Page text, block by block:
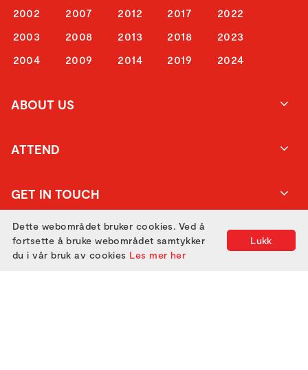
2002
2003
2004
2007
2008
2009
2012
2013
2014
2017
2018
2019
2022
2023
2024
ABOUT US
ATTEND
GET IN TOUCH
Lukk
Dette webområdet bruker cookies. Ved å
fortsette å bruke webområdet samtykker
du i vår bruk av cookies Les mer her